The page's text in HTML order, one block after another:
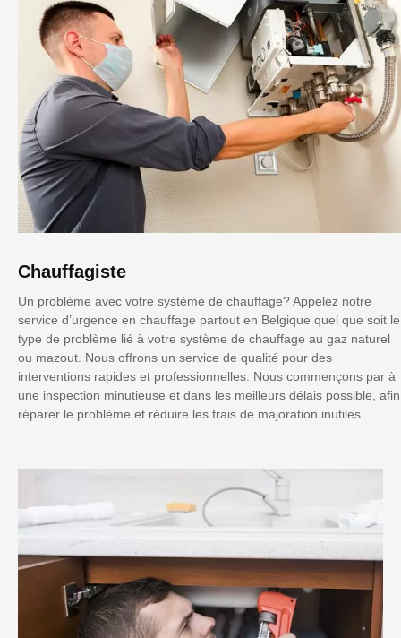
Chauffagiste
Un problème avec votre système de chauffage? Appelez notre
service d’urgence en chauffage partout en Belgique quel que soit le
type de problème lié à votre système de chauffage au gaz naturel
ou mazout. Nous offrons un service de qualité pour des
interventions rapides et professionnelles. Nous commençons par à
une inspection minutieuse et dans les meilleurs délais possible, afin
réparer le problème et réduire les frais de majoration inutiles.